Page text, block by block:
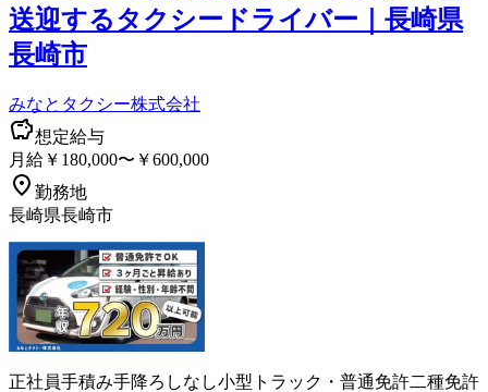
送迎するタクシードライバー｜長崎県
長崎市
みなとタクシー株式会社
想定給与
月給￥180,000〜￥600,000
勤務地
長崎県長崎市
正社員手積み手降ろしなし小型トラック・普通免許二種免許